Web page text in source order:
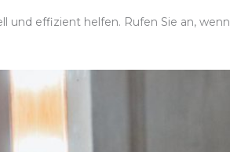
und effizient helfen. Rufen Sie an, wenn